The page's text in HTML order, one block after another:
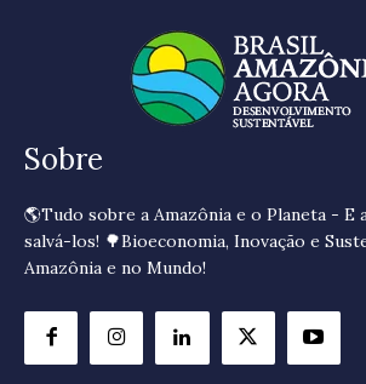
Sobre
🌎Tudo sobre a Amazônia e o Planeta - E
salvá-los! 🌳Bioeconomia, Inovação e
Amazônia e no Mundo!